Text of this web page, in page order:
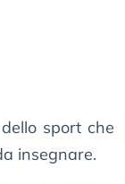
sport che
insegnare.